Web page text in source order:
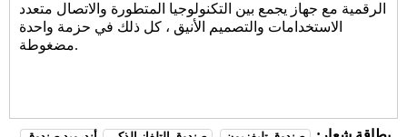
الرقمية مع جهاز يجمع بين التكنولوجيا المتطورة والاتصال متعدد
الاستخدامات والتصميم الأنيق ، كل ذلك في حزمة واحدة
مضغوطة.